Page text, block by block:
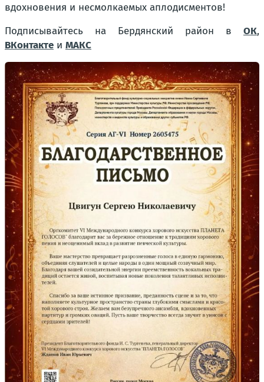
вдохновения и несмолкаемых аплодисментов!
Подписывайтесь на Бердянский район в ОК,
ВКонтакте и МАКС